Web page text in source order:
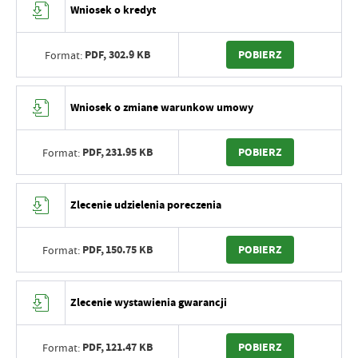
Wniosek o kredyt
Format: PDF,302.9 KB POBIERZ
Wniosek o zmiane warunkow umowy
Format: PDF,231.95 KB POBIERZ
Zlecenie udzielenia poreczenia
Format: PDF,150.75 KB POBIERZ
Zlecenie wystawienia gwarancji
Format: PDF,121.47 KB POBIERZ